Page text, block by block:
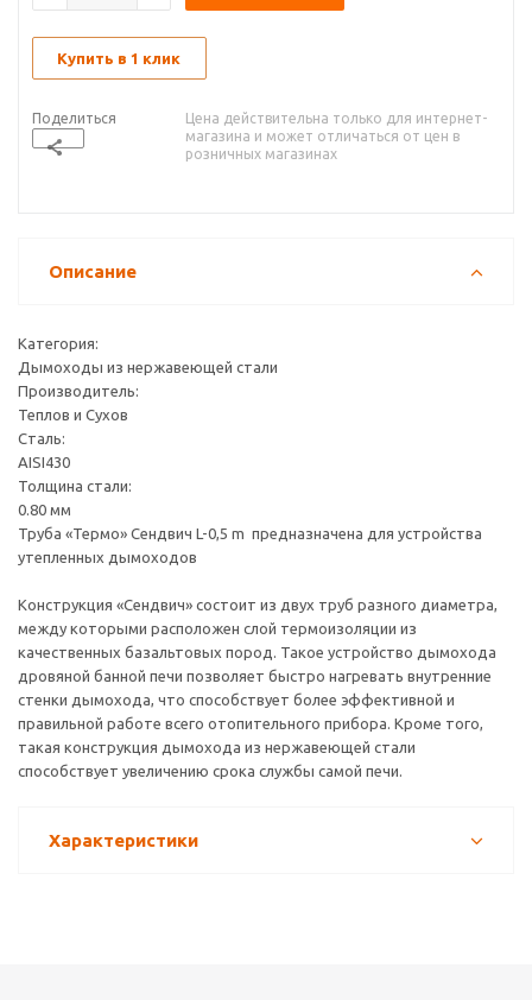
Купить в 1 клик
Поделиться
Цена действительна только для интернет-
магазина и может отличаться от цен в
розничных магазинах
Описание
Категория:
Дымоходы из нержавеющей стали
Производитель:
Теплов и Сухов
Сталь:
AISI430
Толщина стали:
0.80 мм
Труба «Термо» Сендвич L-0,5 m предназначена для устройства
утепленных дымоходов
Конструкция «Сендвич» состоит из двух труб разного диаметра,
между которыми расположен слой термоизоляции из
качественных базальтовых пород. Такое устройство дымохода
дровяной банной печи позволяет быстро нагревать внутренние
стенки дымохода, что способствует более эффективной и
правильной работе всего отопительного прибора. Кроме того,
такая конструкция дымохода из нержавеющей стали
способствует увеличению срока службы самой печи.
Характеристики